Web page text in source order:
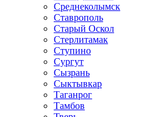
Среднеколымск
Ставрополь
Старый Оскол
Стерлитамак
Ступино
Сургут
Сызрань
Сыктывкар
Таганрог
Тамбов